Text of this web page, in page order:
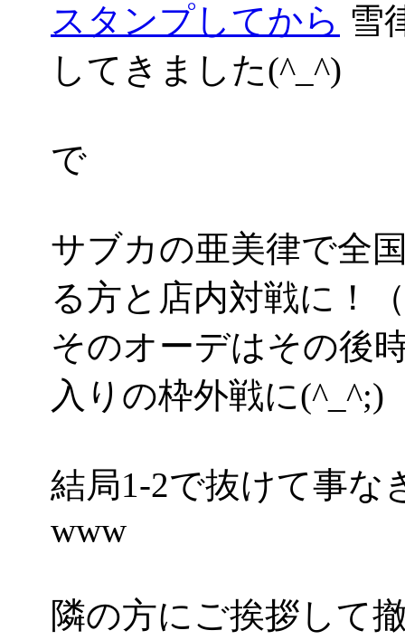
スタンプしてから 雪
してきました(^_^)
で
サブカの亜美律で全
る方と店内対戦に！
そのオーデはその後
入りの枠外戦に(^_^;)
結局1-2で抜けて事な
www
隣の方にご挨拶して